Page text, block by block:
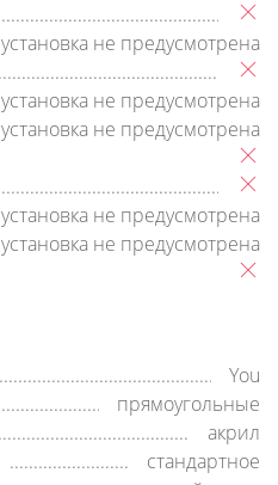
установка не предусмотрена
установка не предусмотрена
установка не предусмотрена
установка не предусмотрена
установка не предусмотрена
You
прямоугольные
акрил
стандартное